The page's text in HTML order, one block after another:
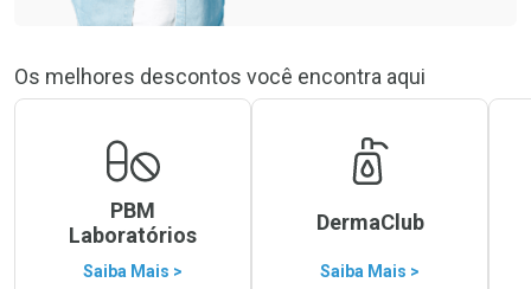
Os melhores descontos você encontra aqui
PBM
Laboratórios
Saiba Mais >
DermaClub
Saiba Mais >